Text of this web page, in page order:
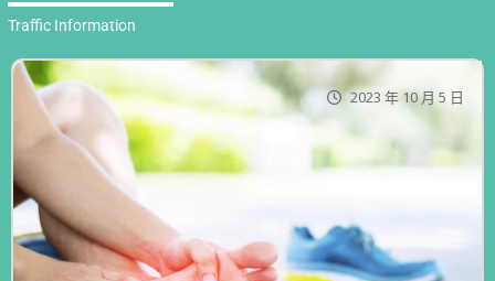
Traffic Information
2023 年 10 月 5 日